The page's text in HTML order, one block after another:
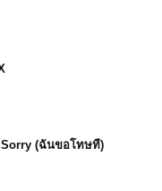
Sorry (ฉันขอโทษที)